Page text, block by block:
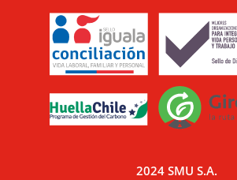
2024 SMU S.A.